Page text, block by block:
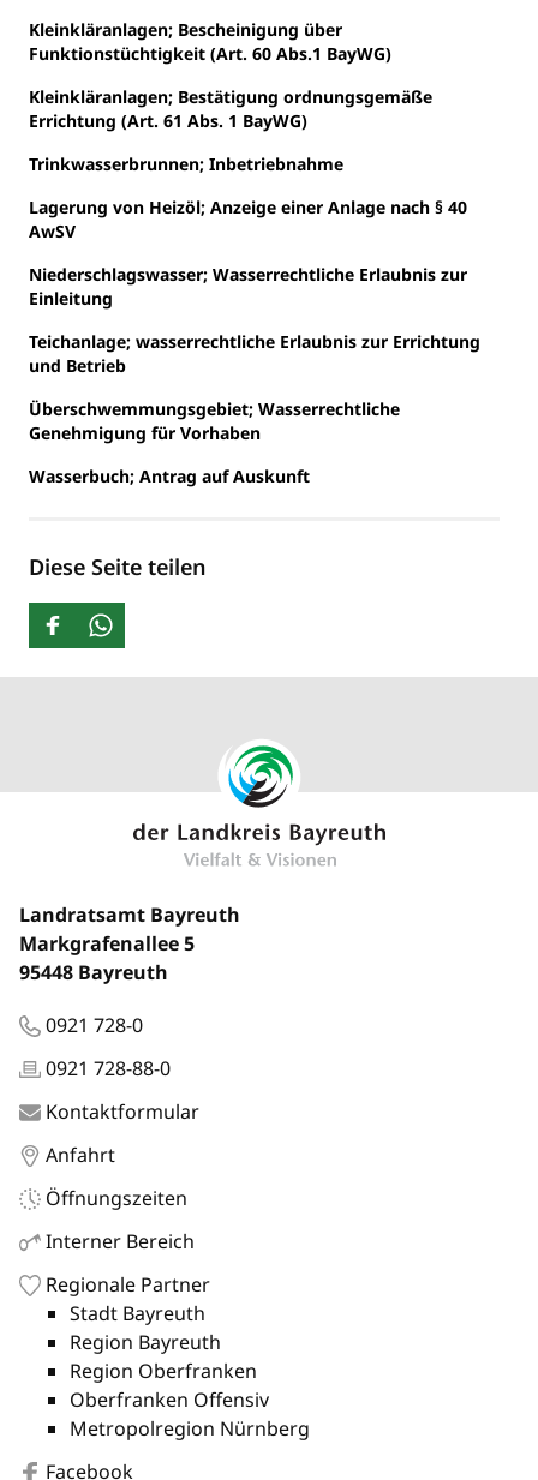
Kleinkläranlagen; Bescheinigung über
Funktionstüchtigkeit (Art. 60 Abs.1 BayWG)
Kleinkläranlagen; Bestätigung ordnungsgemäße
Errichtung (Art. 61 Abs. 1 BayWG)
Trinkwasserbrunnen; Inbetriebnahme
Lagerung von Heizöl; Anzeige einer Anlage nach § 40
AwSV
Niederschlagswasser; Wasserrechtliche Erlaubnis zur
Einleitung
Teichanlage; wasserrechtliche Erlaubnis zur Errichtung
und Betrieb
Überschwemmungsgebiet; Wasserrechtliche
Genehmigung für Vorhaben
Wasserbuch; Antrag auf Auskunft
Diese Seite teilen
Landratsamt Bayreuth
Markgrafenallee 5
95448 Bayreuth
0921 728-0
0921 728-88-0
Kontaktformular
Anfahrt
Öffnungszeiten
Interner Bereich
Regionale Partner
Stadt Bayreuth
Region Bayreuth
Region Oberfranken
Oberfranken Offensiv
Metropolregion Nürnberg
Facebook